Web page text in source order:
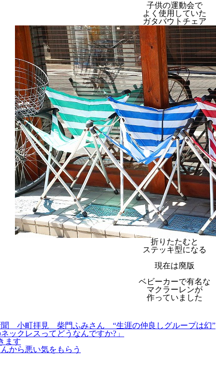
子供の運動会で
よく使用していた
ガタバウトチェア
折りたたむと
ステッキ型になる
現在は廃版
ベビーカーで有名な
マクラーレンが
作っていました
聞 小町拝見 柴門ふみさん “生涯の仲良しグループは幻”
ックレスってどうなんですか?」
ます
から悪い気をもらう